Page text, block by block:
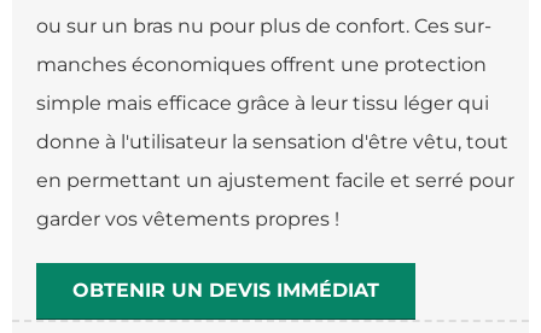
ou sur un bras nu pour plus de confort. Ces sur-
manches économiques offrent une protection
simple mais efficace grâce à leur tissu léger qui
donne à l'utilisateur la sensation d'être vêtu, tout
en permettant un ajustement facile et serré pour
garder vos vêtements propres !
OBTENIR UN DEVIS IMMÉDIAT